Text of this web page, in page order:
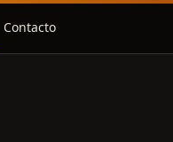
Contacto